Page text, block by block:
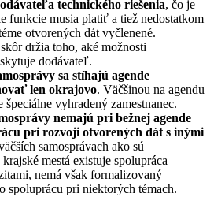
technického riešenia, čo je
funkcie musia platiť a tiež nedostatkom
otvorených dát vyčlenené.
držia toho, aké možnosti
dodávateľ.
sa stíhajú agende
len okrajovo. Väčšinou na agendu
vyhradený zamestnanec.
nemajú pri bežnej agende
pri rozvoji otvorených dát s inými
samosprávach ako sú
mestá existuje spolupráca
nemá však formalizovaný
spoluprácu pri niektorých témach.